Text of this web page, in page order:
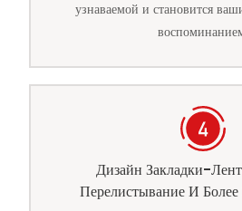
узнаваемой и становится
Дизайн Закладки-
Перелистывание И